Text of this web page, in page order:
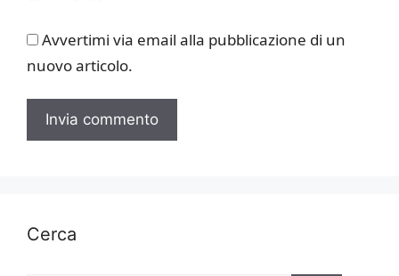
Avvertimi via email alla pubblicazione di un
nuovo articolo.
Cerca